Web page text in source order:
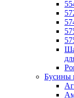
Бусины